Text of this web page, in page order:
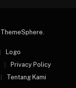
ThemeSphere.
Logo
Privacy Policy
Tentang Kami